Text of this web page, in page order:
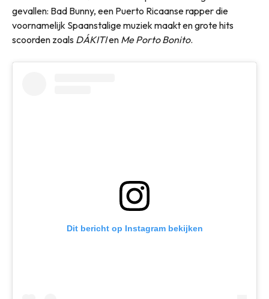
gevallen: Bad Bunny, een Puerto Ricaanse rapper die
voornamelijk Spaanstalige muziek maakt en grote hits
scoorden zoals DÁKITIen Me Porto Bonito.
Dit bericht op Instagram bekijken